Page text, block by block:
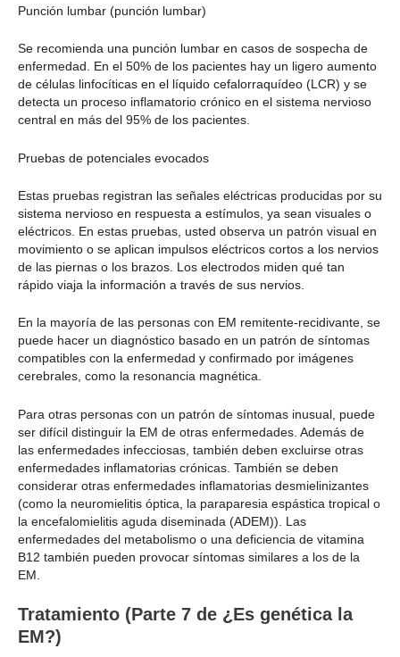
Punción lumbar (punción lumbar)
Se recomienda una punción lumbar en casos de sospecha de
enfermedad. En el 50% de los pacientes hay un ligero aumento
de células linfocíticas en el líquido cefalorraquídeo (LCR) y se
detecta un proceso inflamatorio crónico en el sistema nervioso
central en más del 95% de los pacientes.
Pruebas de potenciales evocados
Estas pruebas registran las señales eléctricas producidas por su
sistema nervioso en respuesta a estímulos, ya sean visuales o
eléctricos. En estas pruebas, usted observa un patrón visual en
movimiento o se aplican impulsos eléctricos cortos a los nervios
de las piernas o los brazos. Los electrodos miden qué tan
rápido viaja la información a través de sus nervios.
En la mayoría de las personas con EM remitente-recidivante, se
puede hacer un diagnóstico basado en un patrón de síntomas
compatibles con la enfermedad y confirmado por imágenes
cerebrales, como la resonancia magnética.
Para otras personas con un patrón de síntomas inusual, puede
ser difícil distinguir la EM de otras enfermedades. Además de
las enfermedades infecciosas, también deben excluirse otras
enfermedades inflamatorias crónicas. También se deben
considerar otras enfermedades inflamatorias desmielinizantes
(como la neuromielitis óptica, la paraparesia espástica tropical o
la encefalomielitis aguda diseminada (ADEM)). Las
enfermedades del metabolismo o una deficiencia de vitamina
B12 también pueden provocar síntomas similares a los de la
EM.
Tratamiento (Parte 7 de ¿Es genética la
EM?)